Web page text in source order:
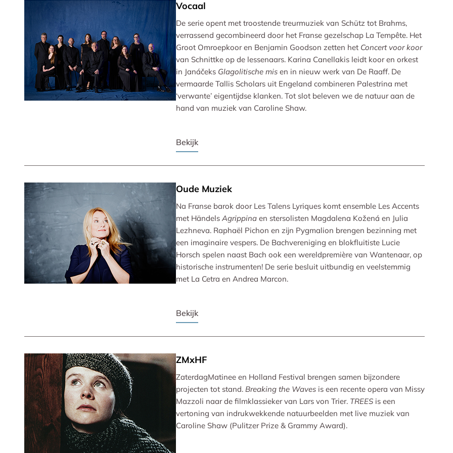
Vocaal
De serie opent met troostende treurmuziek van Schütz tot Brahms,
verrassend gecombineerd door het Franse gezelschap La Tempête. Het
Groot Omroepkoor en Benjamin Goodson zetten het Concert voor koor
van Schnittke op de lessenaars. Karina Canellakis leidt koor en orkest
in Janáčeks Glagolitische mis en in nieuw werk van De Raaff. De
vermaarde Tallis Scholars uit Engeland combineren Palestrina met
‘verwante’ eigentijdse klanken. Tot slot beleven we de natuur aan de
hand van muziek van Caroline Shaw.
Bekijk
Oude Muziek
Na Franse barok door Les Talens Lyriques komt ensemble Les Accents
met Händels Agrippina en stersolisten Magdalena Kožená en Julia
Lezhneva. Raphaël Pichon en zijn Pygmalion brengen bezinning met
een imaginaire vespers. De Bachvereniging en blokfluitiste Lucie
Horsch spelen naast Bach ook een wereldpremière van Wantenaar, op
historische instrumenten! De serie besluit uitbundig en veelstemmig
met La Cetra en Andrea Marcon.
Bekijk
ZMxHF
ZaterdagMatinee en Holland Festival brengen samen bijzondere
projecten tot stand. Breaking the Waves is een recente opera van Missy
Mazzoli naar de filmklassieker van Lars von Trier. TREES is een
vertoning van indrukwekkende natuurbeelden met live muziek van
Caroline Shaw (Pulitzer Prize & Grammy Award).